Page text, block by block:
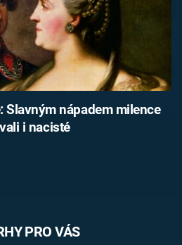
Slavným nápadem milence
i nacisté
PRO VÁS